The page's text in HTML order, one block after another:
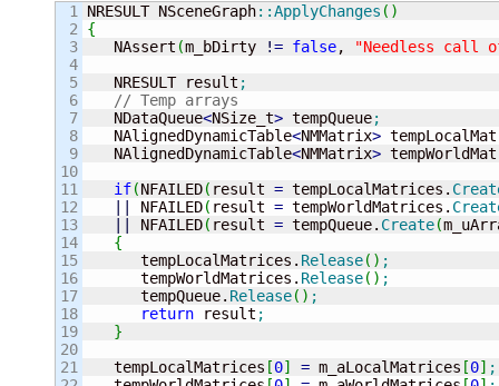
1
2
3
4
5
6
7
8
9
10
11
12
13
14
15
16
17
18
19
20
21
NRESULT NSceneGraph::ApplyChanges ( )
{
NAssert (m_bDirty != false,
"Needless call
   NRESULT result
;
// Temp arrays
   NDataQueue
<NSize_t> tempQueue;
   NAlignedDynamicTable
<NMMatrix>
   NAlignedDynamicTable
<NMMatrix>
if(NFAILED( result = tempLocalMatrices.
||
NFAILED( result = tempWorldMatrices.
||
NFAILED( result = tempQueue. Create(
{
      tempLocalMatrices.
Release( ) ;
      tempWorldMatrices.
Release( ) ;
      tempQueue.
Release( ) ;
return result ;
}
   tempLocalMatrices
[0] = m_aLocalMatrices [0] ;